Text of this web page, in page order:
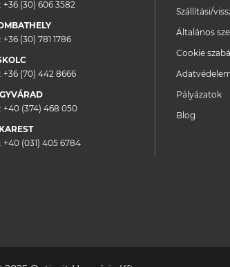
+36 (30) 606 3582
+36 (30) 781 1786
+36 (70) 442 8666
+40 (374) 468 050
+40 (031) 405 6784
Szállítási/
Általános
Cookie
Pályázatok
Blog